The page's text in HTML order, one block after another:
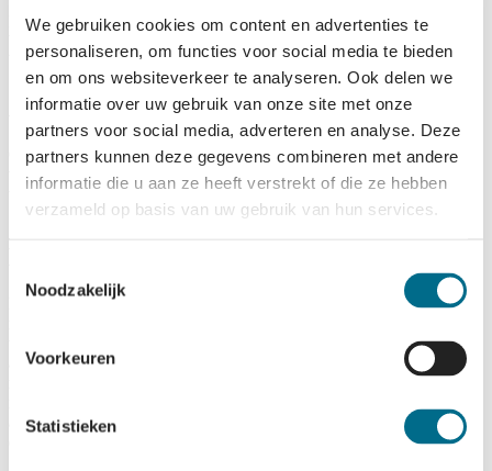
We gebruiken cookies om content en advertenties te
personaliseren, om functies voor social media te bieden
en om ons websiteverkeer te analyseren. Ook delen we
informatie over uw gebruik van onze site met onze
partners voor social media, adverteren en analyse. Deze
partners kunnen deze gegevens combineren met andere
informatie die u aan ze heeft verstrekt of die ze hebben
verzameld op basis van uw gebruik van hun services.
Noodzakelijk
Voorkeuren
Statistieken
In de terminals in Harlingen, op Terschelling en op Vlieland zijn
bagagekluizen aanwezig, waarin u tegen betaling tijdelijk uw
bagage kunt opbergen.
Aanhangwagen Vlieland
Op Vlieland zijn gemotoriseerde voertuigen niet toegestaan. Het is
wel toegestaan om een
aanhangwagen
(voor tenten/reisbagage) mee
te nemen naar het eiland.
Reist u per autoveerdienst, dan plaatst u na de ticketcontrole uw
worden door onze medewerkers aan en van boord gereden. Na
aankomst kunt u uw bagage hier weer afnemen. Handbagage mag u
meenemen in de salon. Deze mag nooit een zitplaats in beslag
aanwijzingen van onze medewerkers hierover op. Het gebruik van